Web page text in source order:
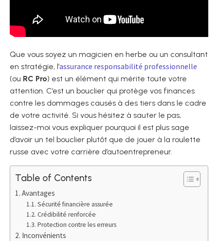
Que vous soyez un magicien en herbe ou un consultant
en stratégie, l’assurance responsabilité professionnelle
(ou RC Pro) est un élément qui mérite toute votre
attention. C’est un bouclier qui protège vos finances
contre les dommages causés à des tiers dans le cadre
de votre activité. Si vous hésitez à sauter le pas,
laissez-moi vous expliquer pourquoi il est plus sage
d’avoir un tel bouclier plutôt que de jouer à la roulette
russe avec votre carrière d’autoentrepreneur.
Table of Contents
Avantages
Sécurité financière assurée
Crédibilité renforcée
Protection contre les erreurs
Inconvénients